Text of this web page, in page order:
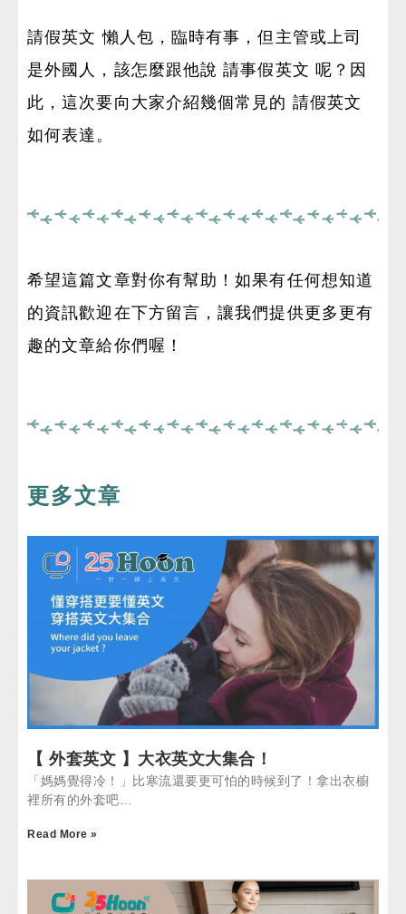
請假英文 懶人包，臨時有事，但主管或上司
是外國人，該怎麼跟他說 請事假英文 呢？因
此，這次要向大家介紹幾個常見的 請假英文
如何表達。
希望這篇文章對你有幫助！如果有任何想知道
的資訊歡迎在下方留言，讓我們提供更多更有
趣的文章給你們喔！
更多文章
【 外套英文 】大衣英文大集合！
「媽媽覺得冷！」比寒流還要更可怕的時候到了！拿出衣櫥
裡所有的外套吧…
Read More »